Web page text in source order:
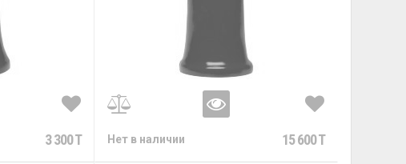
3 300 T Нет в наличии 15 600 T